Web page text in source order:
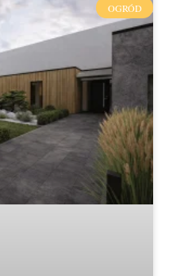
OGRÓD